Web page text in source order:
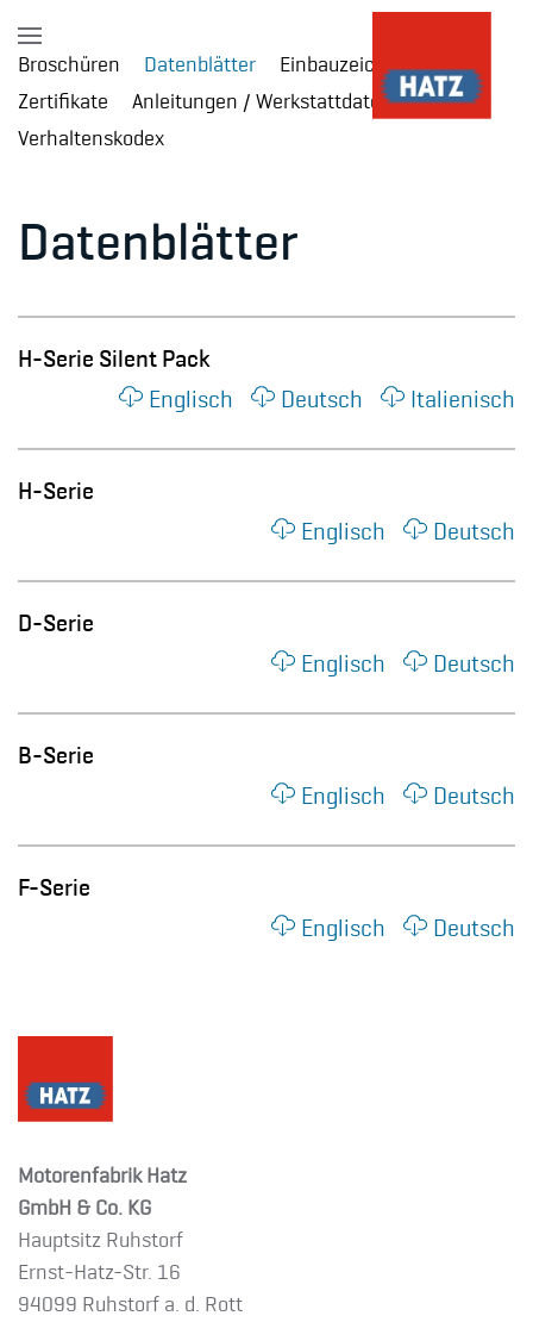
Skip to main content
Broschüren Datenblätter
Einbauzeichnungen
Zertifikate
Anleitungen / Werkstattdaten
Verhaltenskodex
Datenblätter
H-Serie Silent Pack
Englisch
Deutsch Italienisch
H-Serie
Englisch
Deutsch
D-Serie
Englisch
Deutsch
B-Serie
Englisch
Deutsch
F-Serie
Englisch
Deutsch
Motorenfabrik Hatz
GmbH & Co. KG
Hauptsitz Ruhstorf
Ernst-Hatz-Str. 16
94099 Ruhstorf a. d. Rott